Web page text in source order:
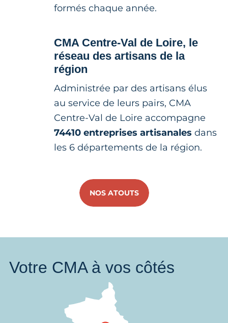
formés chaque année.
CMA Centre-Val de Loire, le
réseau des artisans de la
région
Administrée par des artisans élus
au service de leurs pairs, CMA
Centre-Val de Loire accompagne
74410 entreprises artisanales dans
les 6 départements de la région.
NOS ATOUTS
Votre CMA à vos côtés